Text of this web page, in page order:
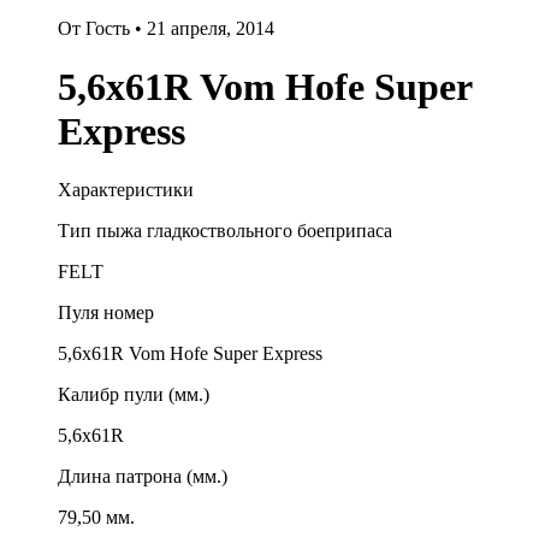
От Гость • 21 апреля, 2014
5,6х61R Vom Hofe Super
Express
Характеристики
Тип пыжа гладкоствольного боеприпаса
FELT
Пуля номер
5,6х61R Vom Hofe Super Express
Калибр пули (мм.)
5,6х61R
Длина патрона (мм.)
79,50 мм.